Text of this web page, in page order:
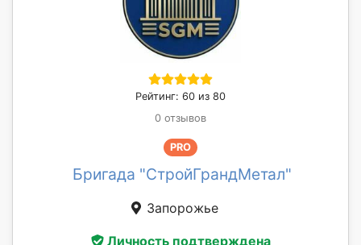
Рейтинг: 60 из 80
0 отзывов
PRO
Бригада "СтройГрандМетал"
Запорожье
Личность подтверждена